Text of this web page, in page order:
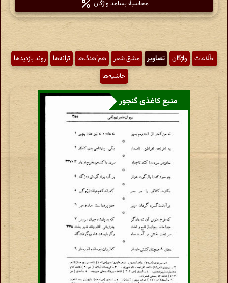
محاسبهٔ بسامد واژگان
اطّلاعات واژگان تصاویر مشق شعر هم‌آهنگ‌ها ترانه‌ها
روند بازدیدها
حاشیه‌ها
منبع کاغذی گنجور